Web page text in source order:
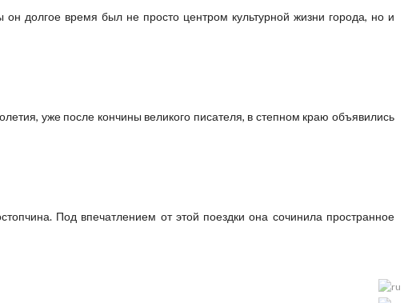
он долгое время был не просто центром культурной жизни города, но и
уже после кончины великого писателя, в степном краю объявились
Под впе­чатлением от этой поездки она сочинила пространное